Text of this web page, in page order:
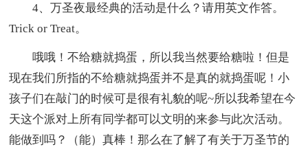
4、万圣夜最经典的活动是什么？请用英文作答。
Trick or Treat。
哦哦！不给糖就捣蛋，所以我当然要给糖啦！但是
现在我们所指的不给糖就捣蛋并不是真的就捣蛋呢！小
孩子们在敲门的时候可是很有礼貌的呢~所以我希望在今
天这个派对上所有同学都可以文明的来参与此次活动。
能做到吗？（能）真棒！那么在了解了有关于万圣节的